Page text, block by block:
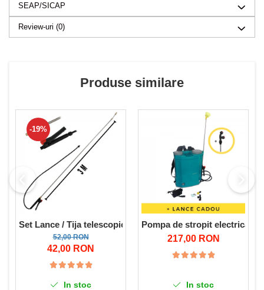
SEAP/SICAP
Review-uri (0)
Produse similare
-19%
Set Lance / Tija telescopica / extensibila pentru stropit
52,00 RON
42,00 RON
In stoc
Pompa de stropit electrica
217,00 RON
In stoc